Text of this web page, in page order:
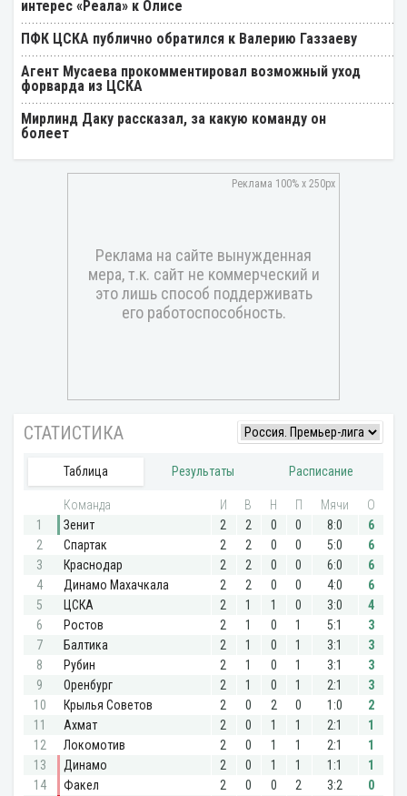
интерес «Реала» к Олисе
ПФК ЦСКА публично обратился к Валерию Газзаеву
Агент Мусаева прокомментировал возможный уход
форварда из ЦСКА
Мирлинд Даку рассказал, за какую команду он
болеет